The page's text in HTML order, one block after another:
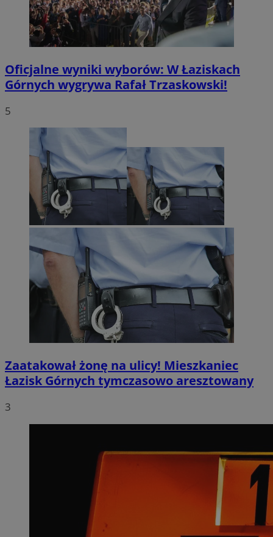
Oficjalne wyniki wyborów: W Łaziskach
Górnych wygrywa Rafał Trzaskowski!
5
Zaatakował żonę na ulicy! Mieszkaniec
Łazisk Górnych tymczasowo aresztowany
3